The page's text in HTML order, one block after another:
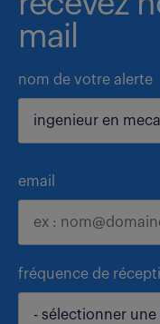
mail
nom de votre alerte
email
fréquence de
- sélectionner